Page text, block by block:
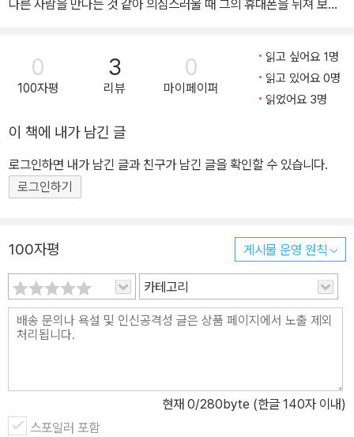
다른 사람을 만나는 것 같아 의심스러울 때 그의 휴대폰을 뒤져 보아
내 쪽으로 이끈다면? 이러한 행동은 모두 타인의 경계를 침범한 행동
이다. 주변 사람과 상대에게 그 행동에 동의하는지 묻지 않았기 때문
이다. 경계는 크게 물리적 경계(신체, 공간, 소유)와 심리적 경계(언어
을 둘러싼 경계이다. 타인의 몸 전체는 함부로 만져서는 안 되는 영역
이다. 공간적 경계는 내 방, 내 책상 등 사적 공간을 둘러싼 경계이며,
소유의 경계는 손에 잡히는 물건과 더불어 저작권, 초상권 등을 포함
한다. 언어적·정서적 경계는 불안이나 위협, 불쾌감이나 굴욕감을 느
사람 유무 등 사생활을 캐묻고 간섭하는 경우이다. 이러한 경계를 넘
사람, 가족, 연인, 친구)와 수평적(친구, 형제자매 사이)·수직적 관계
(부모와 자녀, 회사 대표와 직원)와 상관없이 모든 사람이 서로가 서
로에게 지켜야 하는 인간관계의 기초이다. 어디까지 선을 그을지, 누
지 않는 것은 단호하게 거절해야 한다. 또한 거절당했을 때는 상대가
거절한 것은 내가 아니라 나의 제안이라는 점을 인식하고 왜곡 없이
0
100자평
3
리뷰
0
마이페이퍼
읽고 싶어요 1명
읽고 있어요 0명
읽었어요 3명
이 책에 내가 남긴 글
로그인하면 내가 남긴 글과 친구가 남긴 글을 확인할 수 있습니다.
로그인하기
100자평 게시물 운영 원칙
카테고리
현재 0/280byte (한글 140자 이내)
스포일러 포함